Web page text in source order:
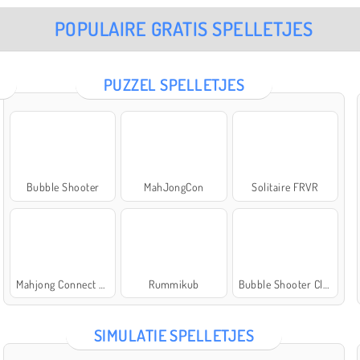
POPULAIRE GRATIS SPELLETJES
PUZZEL SPELLETJES
Bubble Shooter MahJongCon Solitaire FRVR
Rummikub
SIMULATIE SPELLETJES